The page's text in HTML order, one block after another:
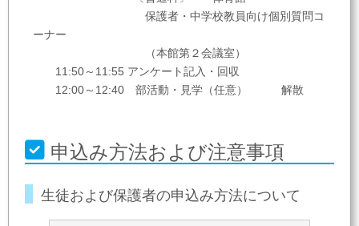
保護者・中学校教員向け個別質問コ
ーナー
（本館第２会議室）
11:50～11:55 アンケート記入・回収
12:00～12:40 部活動・見学（任意） 解散
申込み方法および注意事項
生徒および保護者の申込み方法について